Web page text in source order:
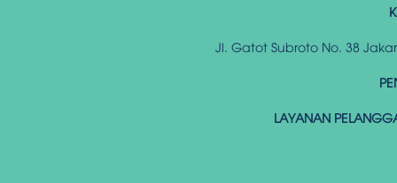
Jl. Gatot Subroto No. 38
LAYANAN